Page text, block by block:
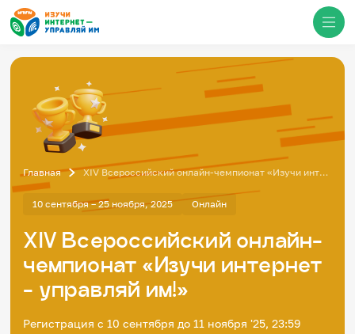
Медиацентр
О проекте
Фотогалерея
Видео
Инфографики
Кибершкола
Итоги событий
Личный кабинет
События
Главная XIV Всероссийский онлайн-чемпионат «Изучи интернет - управляй им!»
10 сентября – 25 ноября, 2025 Онлайн
XIV Всероссийский онлайн-
чемпионат «Изучи интернет
- управляй им!»
Регистрация с 10 сентября до 11 ноября '25, 23:59